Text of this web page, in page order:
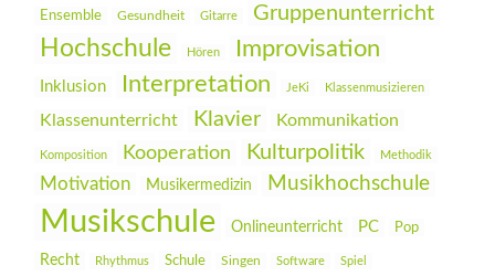
Ensemble Gesundheit Gitarre Gruppenunterricht
Hochschule Hören Improvisation
Inklusion Interpretation JeKi Klassenmusizieren
Klassenunterricht Klavier Kommunikation
Komposition Kooperation Kulturpolitik Methodik
Motivation Musikermedizin Musikhochschule
Musikschule Onlineunterricht PC Pop
Recht Rhythmus Schule Singen Software Spiel